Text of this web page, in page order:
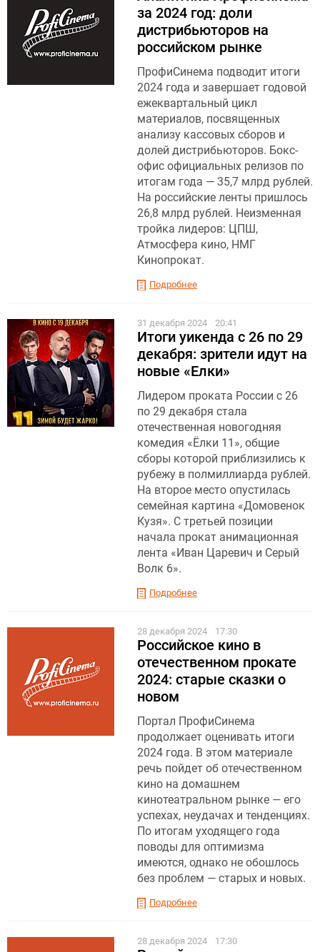
за 2024 год: доли
дистрибьюторов на
российском рынке
ПрофиСинема подводит итоги
2024 года и завершает годовой
ежеквартальный цикл
материалов, посвященных
анализу кассовых сборов и
долей дистрибьюторов. Бокс-
офис официальных релизов по
итогам года — 35,7 млрд рублей.
На российские ленты пришлось
26,8 млрд рублей. Неизменная
тройка лидеров: ЦПШ,
Атмосфера кино, НМГ
Кинопрокат.
Подробнее
31 декабря 2024 20:41
Итоги уикенда с 26 по 29
декабря: зрители идут на
новые «Елки»
Лидером проката России с 26
по 29 декабря стала
отечественная новогодняя
комедия «Ёлки 11», общие
сборы которой приблизились к
рубежу в полмиллиарда рублей.
На второе место опустилась
семейная картина «Домовенок
Кузя». С третьей позиции
начала прокат анимационная
лента «Иван Царевич и Серый
Волк 6».
Подробнее
28 декабря 2024 17:30
Российское кино в
отечественном прокате
2024: старые сказки о
новом
Портал ПрофиСинема
продолжает оценивать итоги
2024 года. В этом материале
речь пойдет об отечественном
кино на домашнем
кинотеатральном рынке — его
успехах, неудачах и тенденциях.
По итогам уходящего года
поводы для оптимизма
имеются, однако не обошлось
без проблем — старых и новых.
Подробнее
28 декабря 2024 17:30